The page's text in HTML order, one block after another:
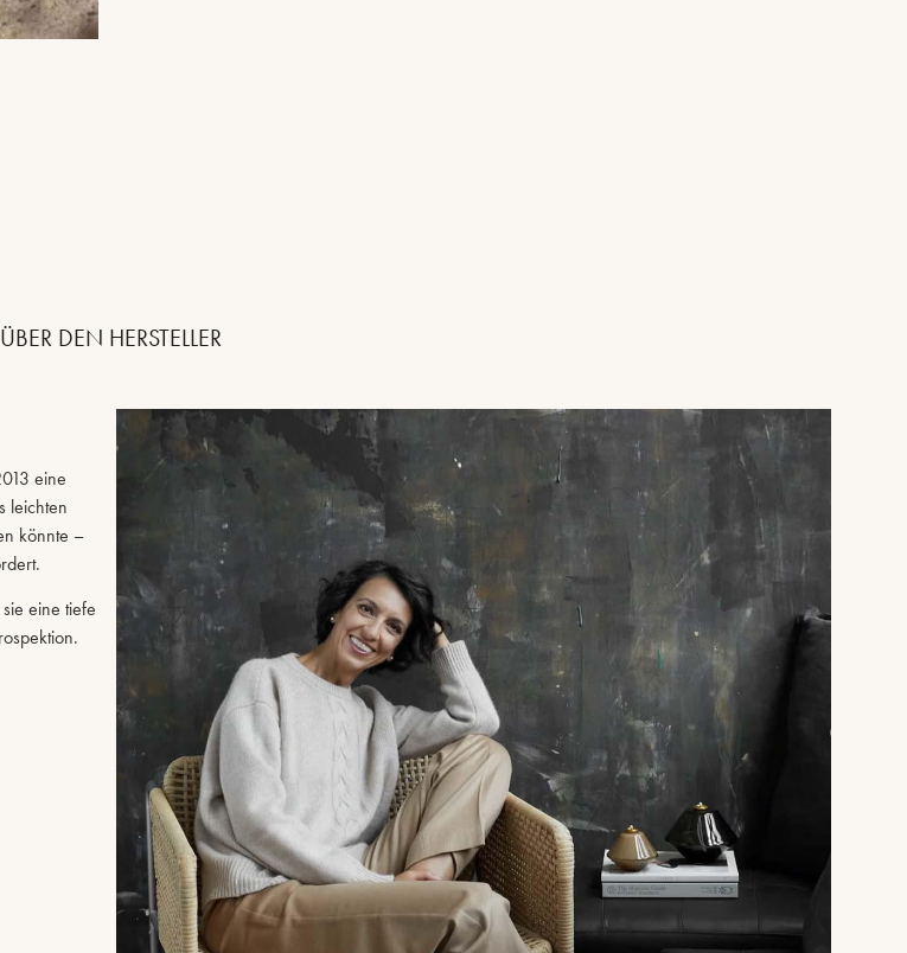
ÜBER DEN HERSTELLER
eine
leichten
könnte –
eine tiefe